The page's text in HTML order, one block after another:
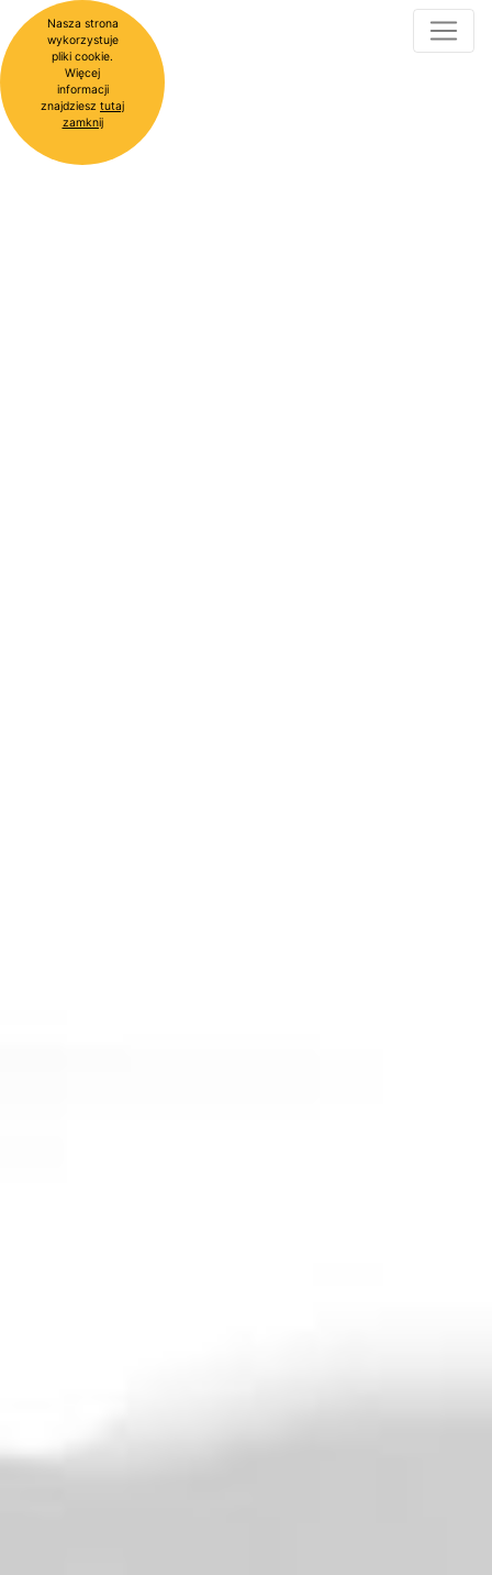
Nasza strona
wykorzystuje
pliki cookie.
Więcej
informacji
znajdziesz tutaj
zamknij